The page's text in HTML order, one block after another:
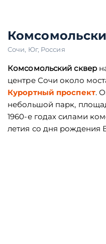
Сочи, Юг, Россия
Комсомольский сквер
центре Сочи около
Курортный проспект.
небольшой парк,
1960-е годах силами
летия со дня рождения